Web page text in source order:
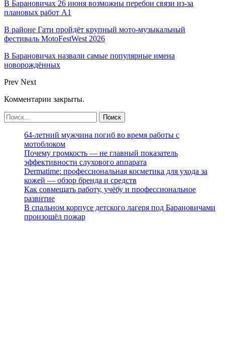
В Барановичах 26 июня возможны перебои связи из-за
плановых работ A1
В районе Гати пройдёт крупный мото-музыкальный
фестиваль MotoFestWest 2026
В Барановичах назвали самые популярные имена
новорождённых
Prev Next
Комментарии закрыты.
64-летний мужчина погиб во время работы с
мотоблоком
Почему громкость — не главный показатель
эффективности слухового аппарата
Dermatime: профессиональная косметика для ухода за
кожей — обзор бренда и средств
Как совмещать работу, учёбу и профессиональное
развитие
В спальном корпусе детского лагеря под Барановичами
произошёл пожар